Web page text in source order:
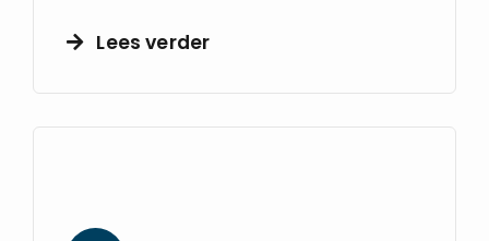
Lees verder